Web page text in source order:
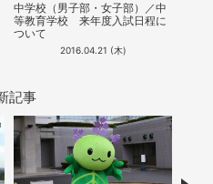
中学校（男子部・女子部）／中
等教育学校​ ​来年度入試日程に
ついて
2016.04.21 (木)
記事